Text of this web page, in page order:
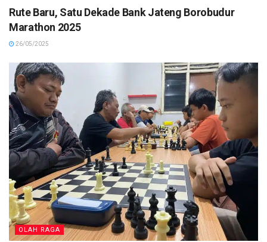
Rute Baru, Satu Dekade Bank Jateng Borobudur
Marathon 2025
26/05/2025
OLAH RAGA